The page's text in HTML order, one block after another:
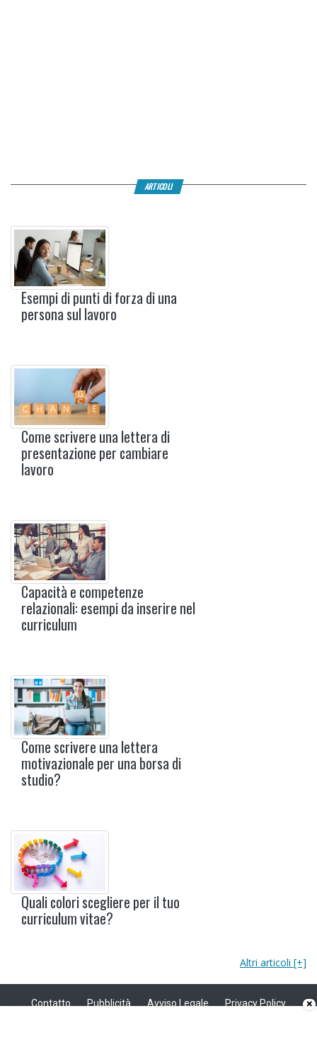
ARTICOLI
Esempi di punti di forza di una
persona sul lavoro
Come scrivere una lettera di
presentazione per cambiare
lavoro
Capacità e competenze
relazionali: esempi da inserire nel
curriculum
Come scrivere una lettera
motivazionale per una borsa di
studio?
Quali colori scegliere per il tuo
curriculum vitae?
Altri articoli [+]
Contatto Pubblicità Avviso Legale
Privacy Policy
×